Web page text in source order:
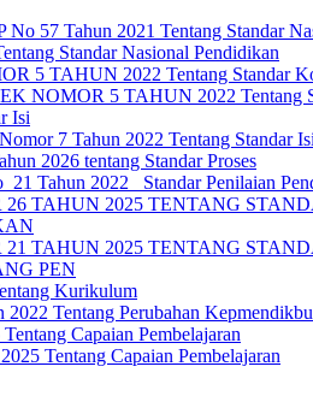
No 57 Tahun 2021 Tentang Standar
Standar Nasional Pendidikan
5 TAHUN 2022 Tentang Standar
NOMOR 5 TAHUN 2022 Tentang
Isi
7 Tahun 2022 Tentang Standar
2026 tentang Standar Proses
Tahun 2022_ Standar Penilaian
26 TAHUN 2025 TENTANG
21 TAHUN 2025 TENTANG
PEN
Kurikulum
Tentang Perubahan
Capaian Pembelajaran
Tentang Capaian Pembelajaran